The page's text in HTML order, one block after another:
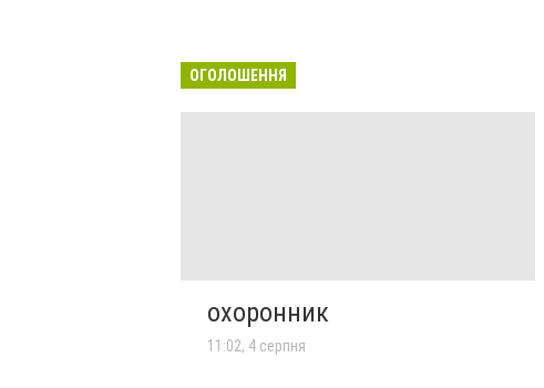
ОГОЛОШЕННЯ
охоронник
11:02, 4 серпня